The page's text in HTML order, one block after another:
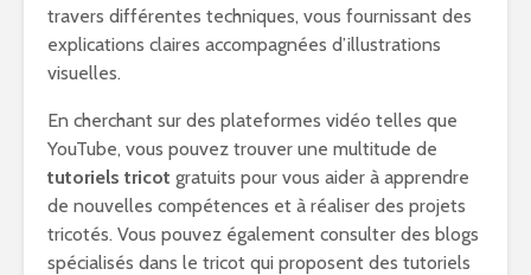
travers différentes techniques, vous fournissant des
explications claires accompagnées d’illustrations
visuelles.
En cherchant sur des plateformes vidéo telles que
YouTube, vous pouvez trouver une multitude de
tutoriels tricot gratuits pour vous aider à apprendre
de nouvelles compétences et à réaliser des projets
tricotés. Vous pouvez également consulter des blogs
spécialisés dans le tricot qui proposent des tutoriels